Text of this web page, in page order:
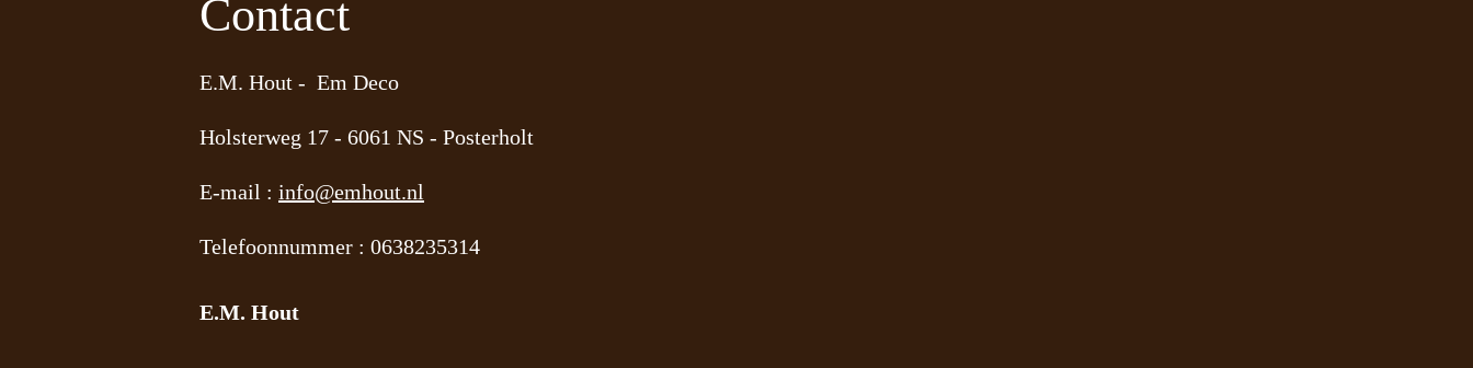
Contact
E.M. Hout - Em Deco
Holsterweg 17 - 6061 NS - Posterholt
E-mail : info@emhout.nl
Telefoonnummer : 0638235314
E.M. Hout